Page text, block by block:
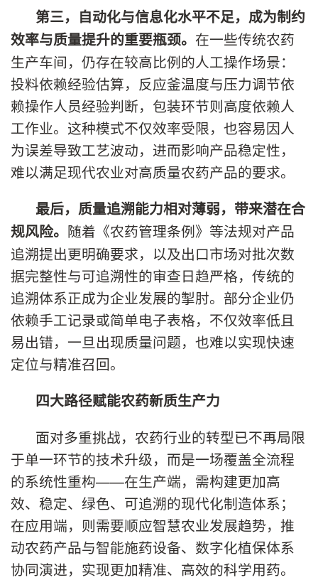
第三， 自动化与信息化水平不足，成为制约
效率与质量提升的重要瓶颈。 在一些传统农药
生产车间，仍存在较高比例的人工操作场景：
投料依赖经验估算，反应釜温度与压力调节依
赖操作人员经验判断，包装环节则高度依赖人
工作业。这种模式不仅效率受限，也容易因人
为误差导致工艺波动，进而影响产品稳定性，
难以满足现代农业对高质量农药产品的要求。
最后，质量追溯能力相对薄弱，带来潜在合
规风险。 随着《农药管理条例》等法规对产品
追溯提出更明确要求，以及出口市场对批次数
据完整性与可追溯性的审查日趋严格，传统的
追溯体系正成为企业发展的掣肘。部分企业仍
依赖手工记录或简单电子表格，不仅效率低且
易出错，一旦出现质量问题，也难以实现快速
定位与精准召回。
四大路径赋能农药新质生产力
面对多重挑战，农药行业的转型已不再局限
于单一环节的技术升级，而是一场覆盖全流程
的系统性重构——在生产端，需构建更加高
效、稳定、绿色、可追溯的现代化制造体系；
在应用端，则需要顺应智慧农业发展趋势，推
动农药产品与智能施药设备、数字化植保体系
协同演进，实现更加精准、高效的科学用药。